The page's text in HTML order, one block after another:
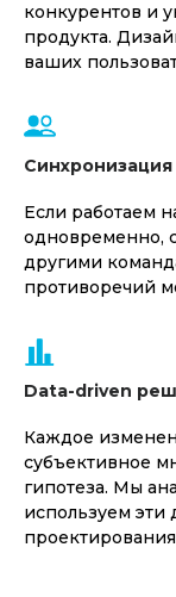
конкурентов и
продукта.
ваших
Если работаем
одновременно,
другими
противоречий
Data-driven
Каждое
субъективное
гипотеза. Мы
используем эти